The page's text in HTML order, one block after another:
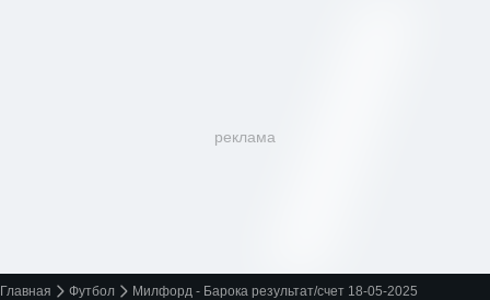
реклама
Главная Футбол Милфорд - Барока результат/счет 18-05-2025